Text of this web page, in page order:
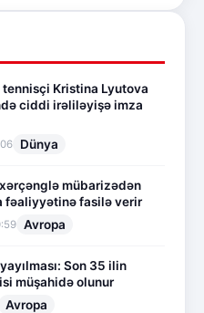
tennisçi Kristina Lyutova
ciddi irəliləyişə imza
Dünya
mübarizədən
fəaliyyətinə fasilə verir
Avropa
Son 35 ilin
müşahidə olunur
Avropa